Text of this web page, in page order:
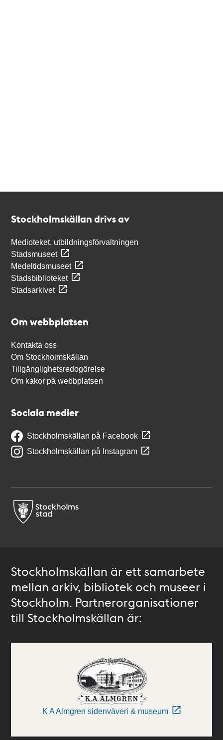
Stockholmskällan drivs av
Medioteket, utbildningsförvaltningen
Stadsmuseet
Medeltidsmuseet
Stadsbiblioteket
Stadsarkivet
Om webbplatsen
Kontakta oss
Om Stockholmskällan
Tillgänglighetsredogörelse
Om kakor på webbplatsen
Sociala medier
Stockholmskällan på Facebook
Stockholmskällan på Instagram
Stockholmskällan är ett samarbete
mellan arkiv, bibliotek och museer i
Stockholm. Partnerorganisationer
till Stockholmskällan är:
K A Almgren sidenväveri & museum